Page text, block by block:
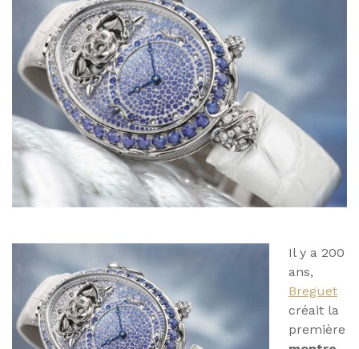
Il y a 200
ans,
Breguet
créait la
première